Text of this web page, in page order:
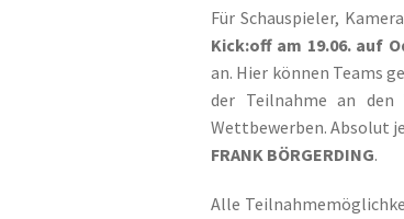
Für Schauspieler,
Kick:off am 19.06. auf
an. Hier können Teams
der Teilnahme an den
Wettbewerben. Absolut
FRANK BÖRGERDING.
Alle